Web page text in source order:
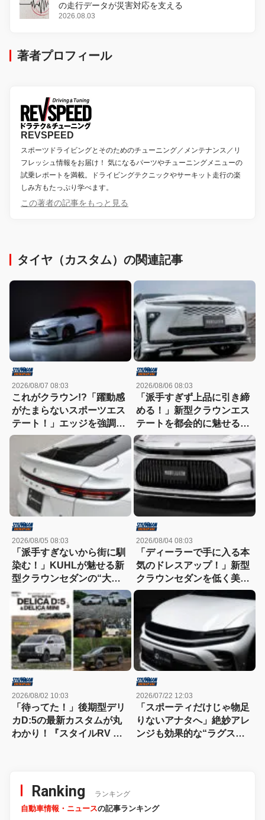
の走行データが災害対応を支える
2026.08.03
著者プロフィール
REVSPEED
スポーツドライビングとそのためのチューニング／メンテナンス／リ
フレッシュ情報をお届け！ 気になるパーツやチューニングメニューの
試乗レポートを満載。ドライビングテクニックやサーキット走行の楽
しみ方もたっぷり学べます。
この著者の記事をもっと見る
タイヤ（カスタム）の関連記事
2026/08/07 08:03
これがクラウン!?「躍動感
がたまらないスポーツエス
テート！」エッジを強調し
たエアロに22インチホイー
ルで武装
2026/08/06 08:03
「派手すぎず上品に引き締
める！」新型クラウンエス
テートを都会的に魅せる、
モデリスタのディーラーで
買える流麗スタイル
2026/08/05 08:03
「派手すぎないから街に馴
染む！」KUHLが魅せる新
型クラウンセダンの“大人
な”薄型フラップエアロ
2026/08/04 08:03
「ディーラーで手に入る本
気のドレスアップ！」新型
クラウンセダンを低く美し
く魅せるモデリスタの流儀
2026/08/02 10:03
「待ってた！」後期型デリ
カD:5の最新カスタムが丸
わかり！『スタイルRV デ
2026/07/22 12:03
「スポーティだけじゃ物足
りないアナタへ」絶妙アレ
ンジも効果的な“ラグス
Ranking ランキング
自動車情報・ニュースの記事ランキング